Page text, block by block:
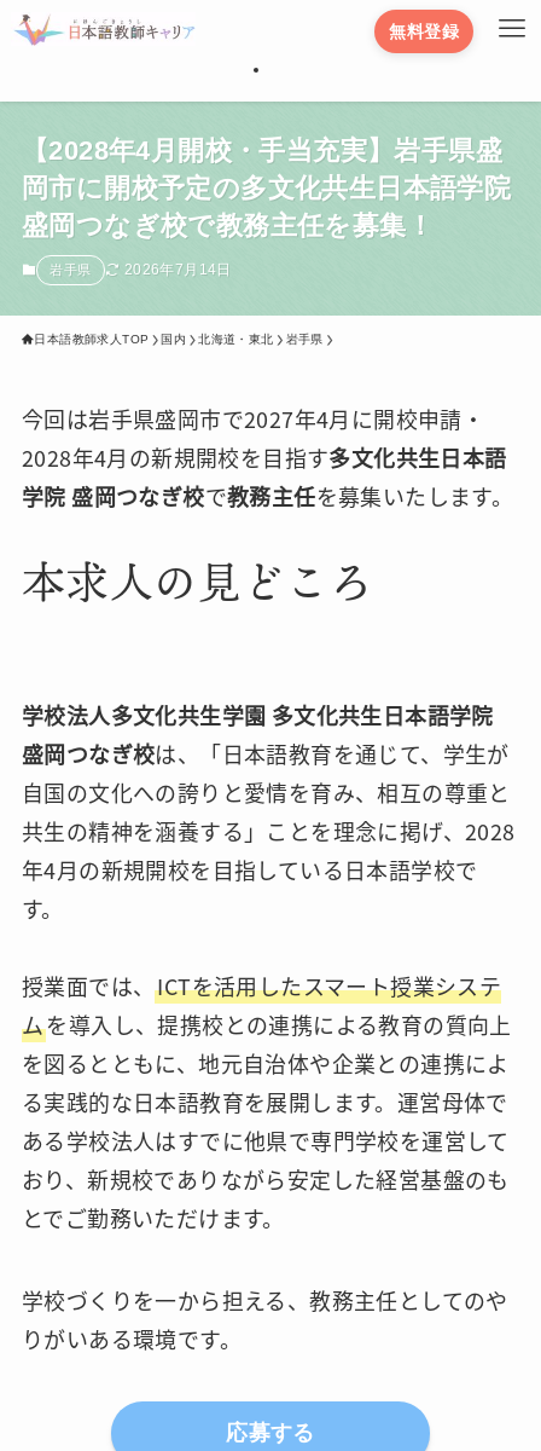
無料登録
【2028年4月開校・手当充実】岩手県盛
岡市に開校予定の多文化共生日本語学院
盛岡つなぎ校で教務主任を募集！
岩手県 2026年7月14日
日本語教師求人TOP 国内 北海道・東北 岩手県
今回は岩手県盛岡市で2027年4月に開校申請・
2028年4月の新規開校を目指す多文化共生日本語
学院 盛岡つなぎ校で教務主任を募集いたします。
本求人の見どころ
学校法人多文化共生学園 多文化共生日本語学院
盛岡つなぎ校は、「日本語教育を通じて、学生が
自国の文化への誇りと愛情を育み、相互の尊重と
共生の精神を涵養する」ことを理念に掲げ、2028
年4月の新規開校を目指している日本語学校で
す。
授業面では、ICTを活用したスマート授業システ
ムを導入し、提携校との連携による教育の質向上
を図るとともに、地元自治体や企業との連携によ
る実践的な日本語教育を展開します。運営母体で
ある学校法人はすでに他県で専門学校を運営して
おり、新規校でありながら安定した経営基盤のも
とでご勤務いただけます。
学校づくりを一から担える、教務主任としてのや
りがいある環境です。
応募する